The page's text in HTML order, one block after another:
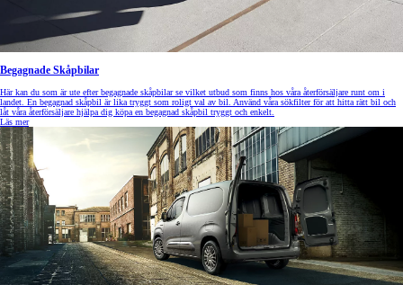
Begagnade Skåpbilar
Här kan du som är ute efter begagnade skåpbilar se vilket utbud som finns hos våra återförsäljare runt om i
landet. En begagnad skåpbil är lika tryggt som roligt val av bil. Använd våra sökfilter för att hitta rätt bil och
låt våra återförsäljare hjälpa dig köpa en begagnad skåpbil tryggt och enkelt.
Läs mer